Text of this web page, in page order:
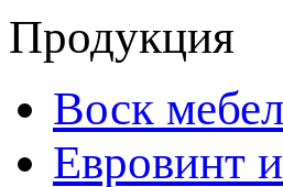
Продукция
Воск
Евровинт